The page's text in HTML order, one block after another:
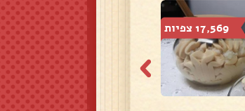
17,569 צפיות